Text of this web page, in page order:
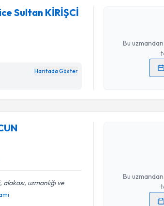
Sultan KİRİŞCİ
Haritada Göster
Bu
Kişisel verilerimin
işlenmesini kabul
uzmanlığı ve
Bu
Randevu Takvimi
Dyt. Halime ACUN